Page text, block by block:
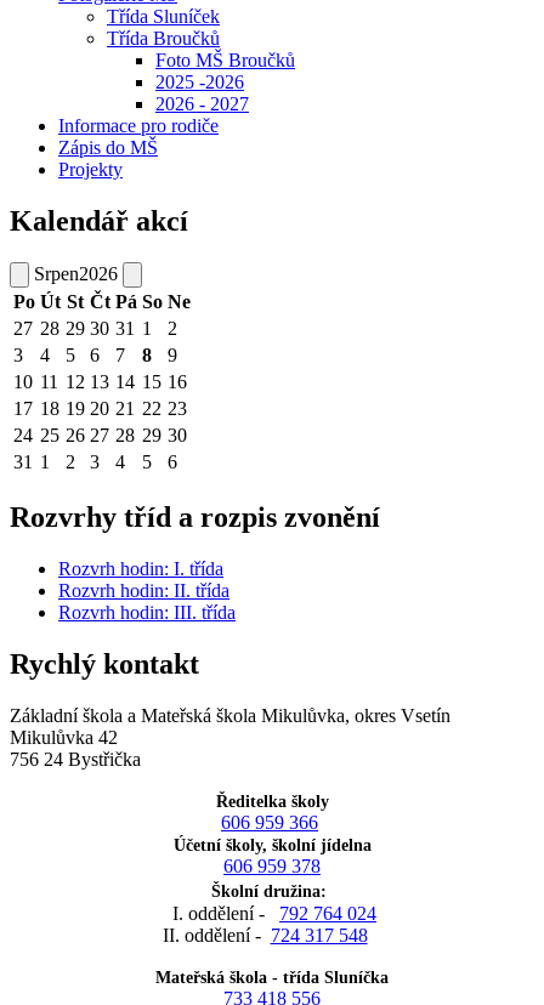
Třída Sluníček
Třída Broučků
Foto MŠ Broučků
2025 -2026
2026 - 2027
Informace pro rodiče
Zápis do MŠ
Projekty
Kalendář akcí
Srpen2026
Po Út St Čt Pá So Ne
27 28 29 30 31 1
2
3
4 5 6 7 8
9
10 11 12 13 14 15 16
17 18 19 20 21 22 23
24 25 26 27 28 29 30
31 1 2 3 4 5 6
Rozvrhy tříd a rozpis zvonění
Rozvrh hodin: I. třída
Rozvrh hodin: II. třída
Rozvrh hodin: III. třída
Rychlý kontakt
Základní škola a Mateřská škola Mikulůvka, okres Vsetín
Mikulůvka 42
756 24 Bystřička
Ředitelka školy
606 959 366
Účetní školy, školní jídelna
606 959 378
Školní družina:
I. oddělení - 792 764 024
II. oddělení - 724 317 548
Mateřská škola - třída Sluníčka
733 418 556